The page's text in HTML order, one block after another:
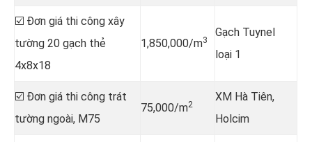
☑️ Đơn giá thi công xây
tường 20 gạch thẻ
4x8x18
1,850,000/m3
Gạch Tuynel
loại 1
☑️ Đơn giá thi công trát
tường ngoài, M75
75,000/m2
XM Hà Tiên,
Holcim